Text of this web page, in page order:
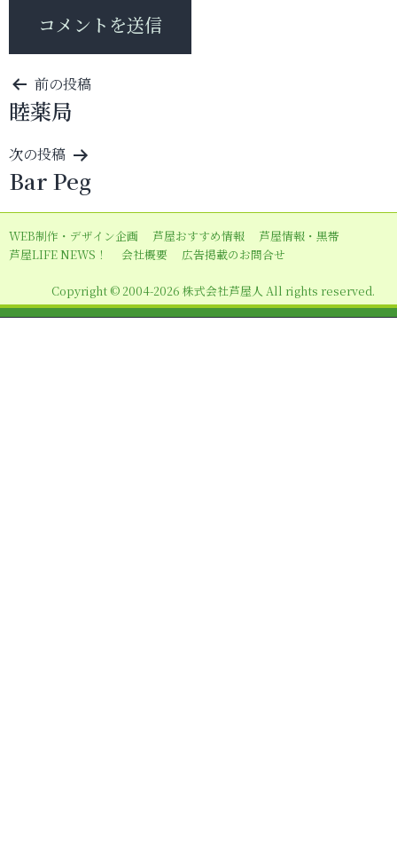
投
稿
ナ
ビ
ゲ
ー
シ
ン
前の投稿
睦薬局
次の投稿
Bar Peg
WEB制作・デザイン企画 芦屋おすすめ情報
芦屋情報・黒帯
芦屋LIFE NEWS！
会社概要 広告掲載のお問合せ
Copyright © 2004-2026 株式会社芦屋人 All rights reserved.